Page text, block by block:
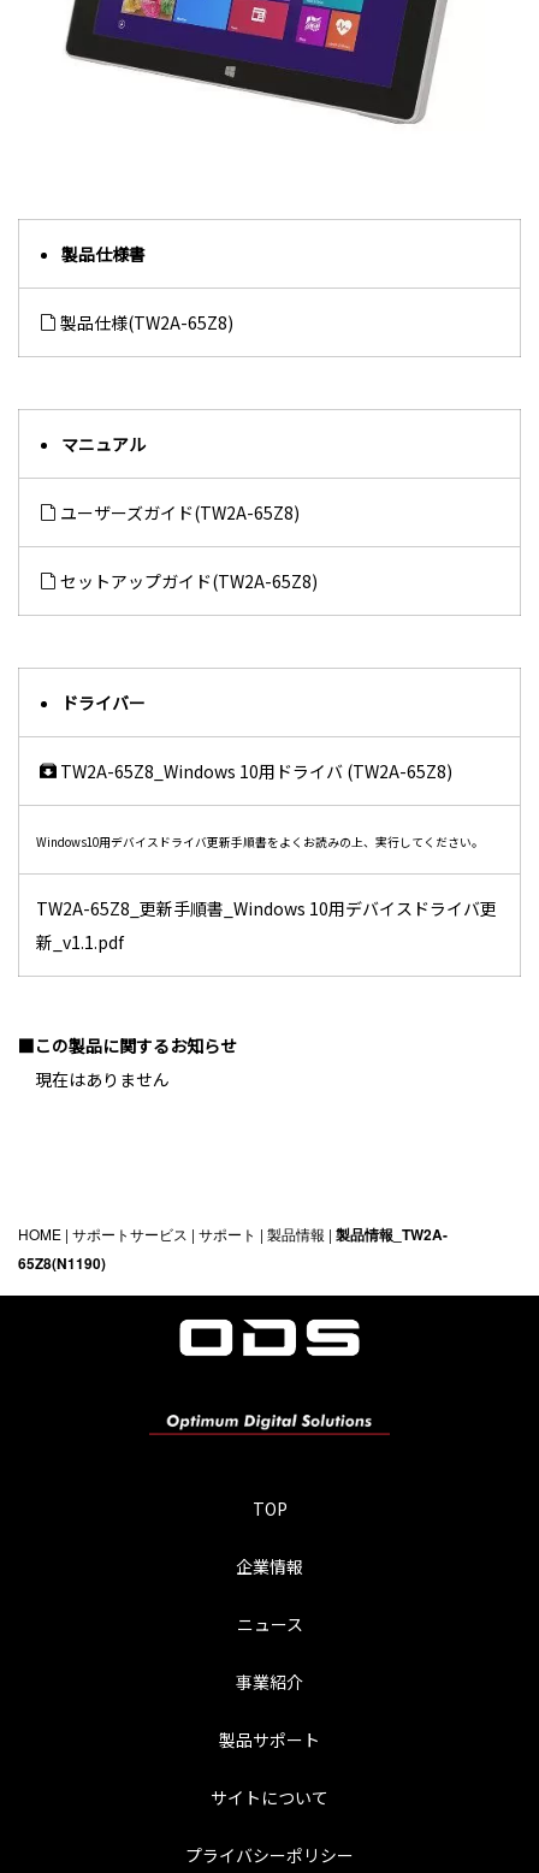
製品仕様書
製品仕様(TW2A-65Z8)
マニュアル
ユーザーズガイド(TW2A-65Z8)
セットアップガイド(TW2A-65Z8)
ドライバー
TW2A-65Z8_Windows 10用ドライバ (TW2A-65Z8)
Windows10用デバイスドライバ更新手順書をよくお読みの上、実行してください。
TW2A-65Z8_更新手順書_Windows 10用デバイスドライバ更
新_v1.1.pdf
■この製品に関するお知らせ
現在はありません
HOME | サポートサービス | サポート | 製品情報 | 製品情報_TW2A-
65Z8(N1190)
TOP
企業情報
ニュース
事業紹介
製品サポート
サイトについて
プライバシーポリシー